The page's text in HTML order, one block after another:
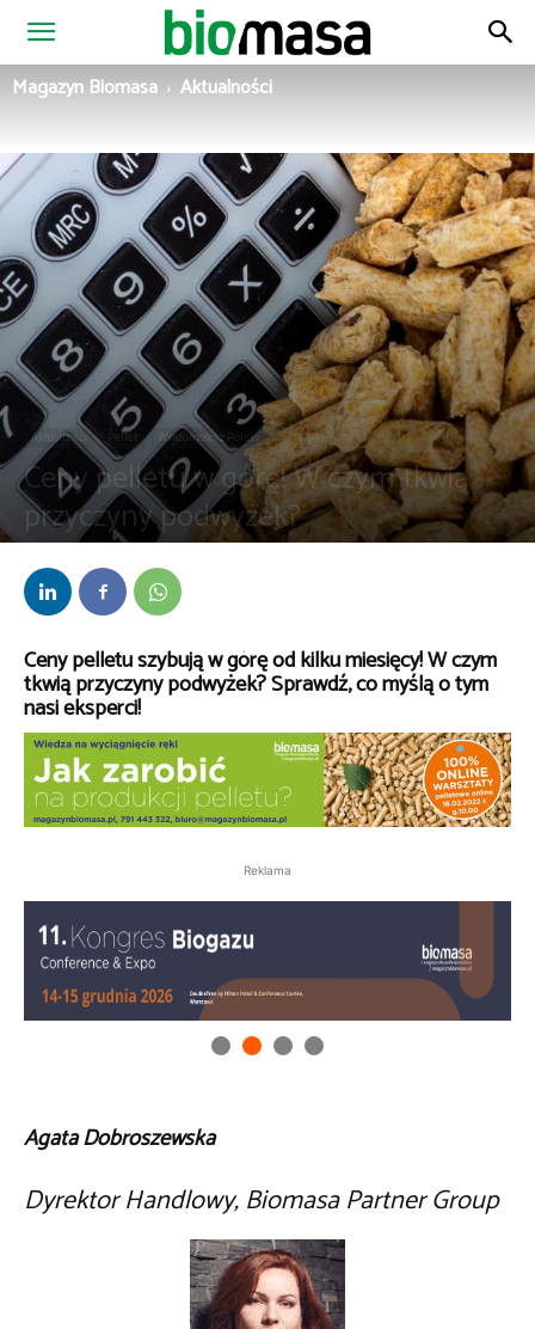
Magazyn
Magazyn Biomasa Aktualności
Aktualności Pellet Wiadomości z Polski
Ceny pelletu w górę! W czym tkwią
przyczyny podwyżek?
Ceny pelletu szybują w górę od kilku miesięcy! W czym
tkwią przyczyny podwyżek? Sprawdź, co myślą o tym
nasi eksperci!
Reklama
Agata Dobroszewska
Dyrektor Handlowy, Biomasa Partner Group